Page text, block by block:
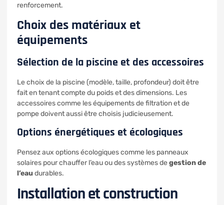
renforcement.
Choix des matériaux et
équipements
Sélection de la piscine et des accessoires
Le choix de la piscine (modèle, taille, profondeur) doit être
fait en tenant compte du poids et des dimensions. Les
accessoires comme les équipements de filtration et de
pompe doivent aussi être choisis judicieusement.
Options énergétiques et écologiques
Pensez aux options écologiques comme les panneaux
solaires pour chauffer l’eau ou des systèmes de gestion de
l’eaudurables.
Installation et construction